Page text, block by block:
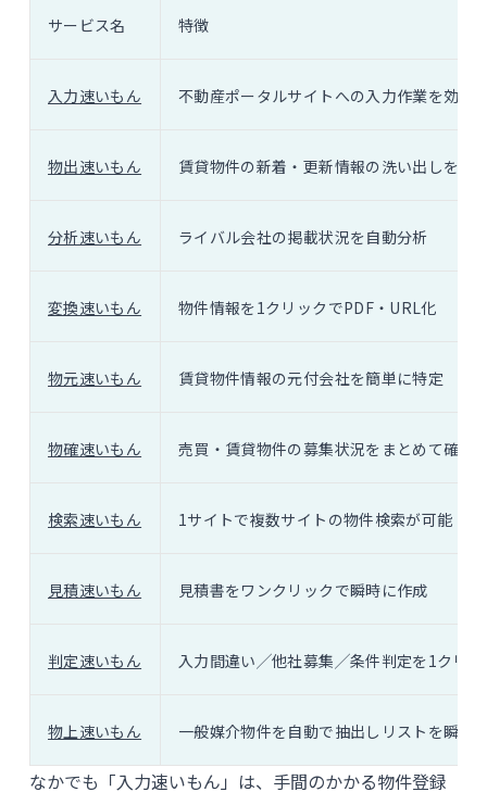
サービス名 特徴
入力速いもん 不動産ポータルサイトへの入力作業を効率
物出速いもん 賃貸物件の新着・更新情報の洗い出しを効
分析速いもん ライバル会社の掲載状況を自動分析
変換速いもん 物件情報を1クリックでPDF・URL化
物元速いもん 賃貸物件情報の元付会社を簡単に特定
物確速いもん 売買・賃貸物件の募集状況をまとめて確認
検索速いもん 1サイトで複数サイトの物件検索が可能
見積速いもん 見積書をワンクリックで瞬時に作成
判定速いもん 入力間違い╱他社募集╱条件判定を1クリッ
物上速いもん 一般媒介物件を自動で抽出しリストを瞬時
なかでも「入力速いもん」は、手間のかかる物件登録